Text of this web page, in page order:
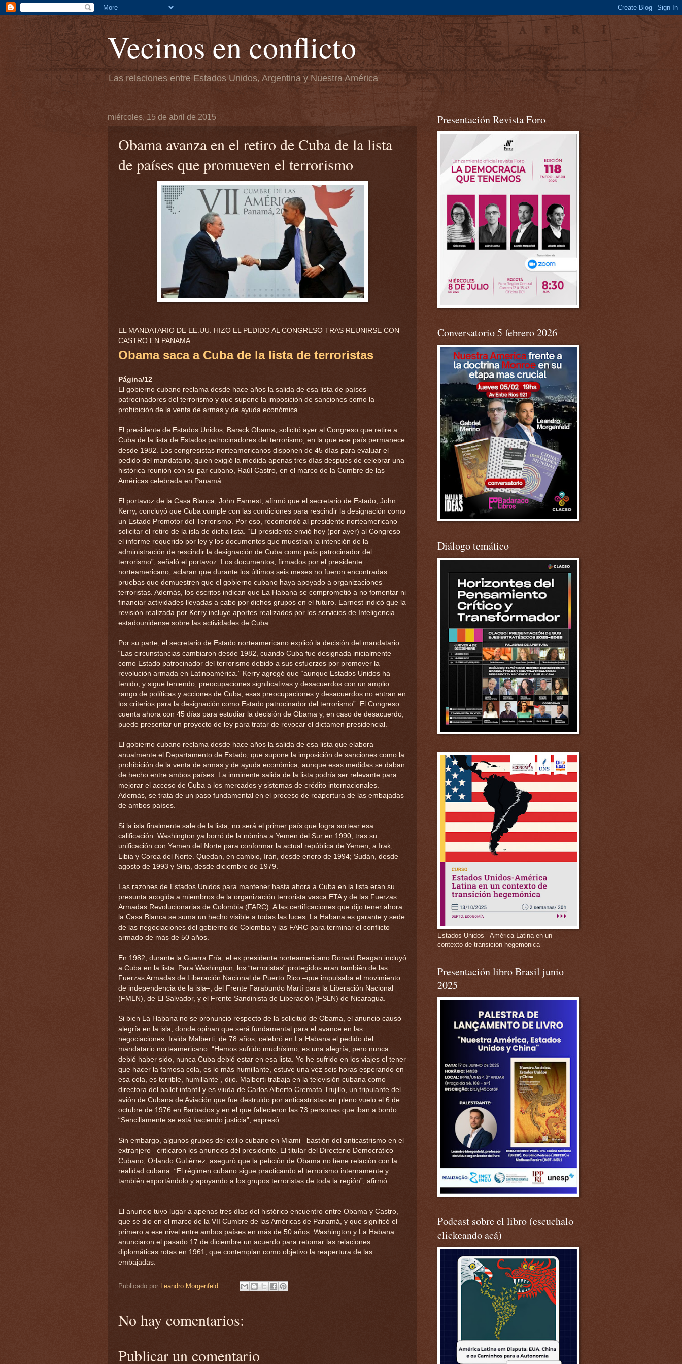
Vecinos en conflicto
Las relaciones entre Estados Unidos, Argentina y Nuestra América
miércoles, 15 de abril de 2015
Obama avanza en el retiro de Cuba de la lista
de países que promueven el terrorismo
EL MANDATARIO DE EE.UU. HIZO EL PEDIDO AL CONGRESO TRAS REUNIRSE CON
CASTRO EN PANAMA
Obama saca a Cuba de la lista de terroristas
Página/12
El gobierno cubano reclama desde hace años la salida de esa lista de países
patrocinadores del terrorismo y que supone la imposición de sanciones como la
prohibición de la venta de armas y de ayuda económica.
El presidente de Estados Unidos, Barack Obama, solicitó ayer al Congreso que retire a
Cuba de la lista de Estados patrocinadores del terrorismo, en la que ese país permanece
desde 1982. Los congresistas norteamericanos disponen de 45 días para evaluar el
pedido del mandatario, quien exigió la medida apenas tres días después de celebrar una
histórica reunión con su par cubano, Raúl Castro, en el marco de la Cumbre de las
Américas celebrada en Panamá.
El portavoz de la Casa Blanca, John Earnest, afirmó que el secretario de Estado, John
Kerry, concluyó que Cuba cumple con las condiciones para rescindir la designación como
un Estado Promotor del Terrorismo. Por eso, recomendó al presidente norteamericano
solicitar el retiro de la isla de dicha lista. “El presidente envió hoy (por ayer) al Congreso
el informe requerido por ley y los documentos que muestran la intención de la
administración de rescindir la designación de Cuba como país patrocinador del
terrorismo”, señaló el portavoz. Los documentos, firmados por el presidente
norteamericano, aclaran que durante los últimos seis meses no fueron encontradas
pruebas que demuestren que el gobierno cubano haya apoyado a organizaciones
terroristas. Además, los escritos indican que La Habana se comprometió a no fomentar ni
financiar actividades llevadas a cabo por dichos grupos en el futuro. Earnest indicó que la
revisión realizada por Kerry incluye aportes realizados por los servicios de Inteligencia
estadounidense sobre las actividades de Cuba.
Por su parte, el secretario de Estado norteamericano explicó la decisión del mandatario.
“Las circunstancias cambiaron desde 1982, cuando Cuba fue designada inicialmente
como Estado patrocinador del terrorismo debido a sus esfuerzos por promover la
revolución armada en Latinoamérica.” Kerry agregó que “aunque Estados Unidos ha
tenido, y sigue teniendo, preocupaciones significativas y desacuerdos con un amplio
rango de políticas y acciones de Cuba, esas preocupaciones y desacuerdos no entran en
los criterios para la designación como Estado patrocinador del terrorismo”. El Congreso
cuenta ahora con 45 días para estudiar la decisión de Obama y, en caso de desacuerdo,
puede presentar un proyecto de ley para tratar de revocar el dictamen presidencial.
El gobierno cubano reclama desde hace años la salida de esa lista que elabora
anualmente el Departamento de Estado, que supone la imposición de sanciones como la
prohibición de la venta de armas y de ayuda económica, aunque esas medidas se daban
de hecho entre ambos países. La inminente salida de la lista podría ser relevante para
mejorar el acceso de Cuba a los mercados y sistemas de crédito internacionales.
Además, se trata de un paso fundamental en el proceso de reapertura de las embajadas
de ambos países.
Si la isla finalmente sale de la lista, no será el primer país que logra sortear esa
calificación: Washington ya borró de la nómina a Yemen del Sur en 1990, tras su
unificación con Yemen del Norte para conformar la actual república de Yemen; a Irak,
Libia y Corea del Norte. Quedan, en cambio, Irán, desde enero de 1994; Sudán, desde
agosto de 1993 y Siria, desde diciembre de 1979.
Las razones de Estados Unidos para mantener hasta ahora a Cuba en la lista eran su
presunta acogida a miembros de la organización terrorista vasca ETA y de las Fuerzas
Armadas Revolucionarias de Colombia (FARC). A las certificaciones que dijo tener ahora
la Casa Blanca se suma un hecho visible a todas las luces: La Habana es garante y sede
de las negociaciones del gobierno de Colombia y las FARC para terminar el conflicto
armado de más de 50 años.
En 1982, durante la Guerra Fría, el ex presidente norteamericano Ronald Reagan incluyó
a Cuba en la lista. Para Washington, los “terroristas” protegidos eran también de las
Fuerzas Armadas de Liberación Nacional de Puerto Rico –que impulsaba el movimiento
de independencia de la isla–, del Frente Farabundo Martí para la Liberación Nacional
(FMLN), de El Salvador, y el Frente Sandinista de Liberación (FSLN) de Nicaragua.
Si bien La Habana no se pronunció respecto de la solicitud de Obama, el anuncio causó
alegría en la isla, donde opinan que será fundamental para el avance en las
negociaciones. Iraida Malberti, de 78 años, celebró en La Habana el pedido del
mandatario norteamericano. “Hemos sufrido muchísimo, es una alegría, pero nunca
debió haber sido, nunca Cuba debió estar en esa lista. Yo he sufrido en los viajes el tener
que hacer la famosa cola, es lo más humillante, estuve una vez seis horas esperando en
esa cola, es terrible, humillante”, dijo. Malberti trabaja en la televisión cubana como
directora del ballet infantil y es viuda de Carlos Alberto Cremata Trujillo, un tripulante del
avión de Cubana de Aviación que fue destruido por anticastristas en pleno vuelo el 6 de
octubre de 1976 en Barbados y en el que fallecieron las 73 personas que iban a bordo.
“Sencillamente se está haciendo justicia”, expresó.
Sin embargo, algunos grupos del exilio cubano en Miami –bastión del anticastrismo en el
extranjero– criticaron los anuncios del presidente. El titular del Directorio Democrático
Cubano, Orlando Gutiérrez, aseguró que la petición de Obama no tiene relación con la
realidad cubana. “El régimen cubano sigue practicando el terrorismo internamente y
también exportándolo y apoyando a los grupos terroristas de toda la región”, afirmó.
El anuncio tuvo lugar a apenas tres días del histórico encuentro entre Obama y Castro,
que se dio en el marco de la VII Cumbre de las Américas de Panamá, y que significó el
primero a ese nivel entre ambos países en más de 50 años. Washington y La Habana
anunciaron el pasado 17 de diciembre un acuerdo para retomar las relaciones
diplomáticas rotas en 1961, que contemplan como objetivo la reapertura de las
embajadas.
Publicado por Leandro Morgenfeld
No hay comentarios:
Publicar un comentario
Presentación Revista Foro
Conversatorio 5 febrero 2026
Diálogo temático
Estados Unidos - América Latina en un
contexto de transición hegemónica
Presentación libro Brasil junio
2025
Podcast sobre el libro (escuchalo
clickeando acá)